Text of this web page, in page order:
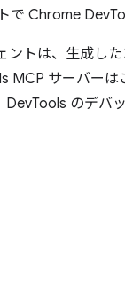
で Chrome
ントは、生成し
MCP サーバー
のデバ